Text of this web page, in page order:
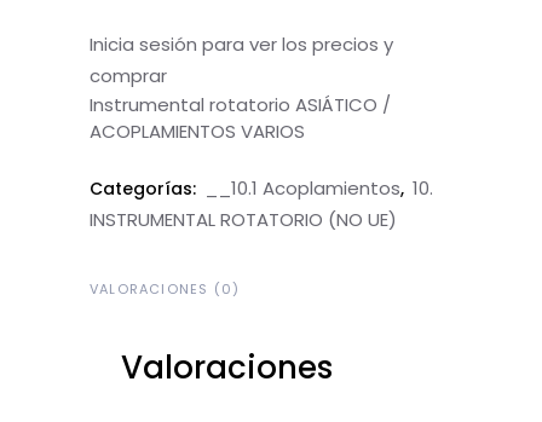
Inicia sesión para ver los precios y
comprar
Instrumental rotatorio ASIÁTICO /
ACOPLAMIENTOS VARIOS
Categorías: __10.1 Acoplamientos, 10.
INSTRUMENTAL ROTATORIO (NO UE)
VALORACIONES (0)
Valoraciones